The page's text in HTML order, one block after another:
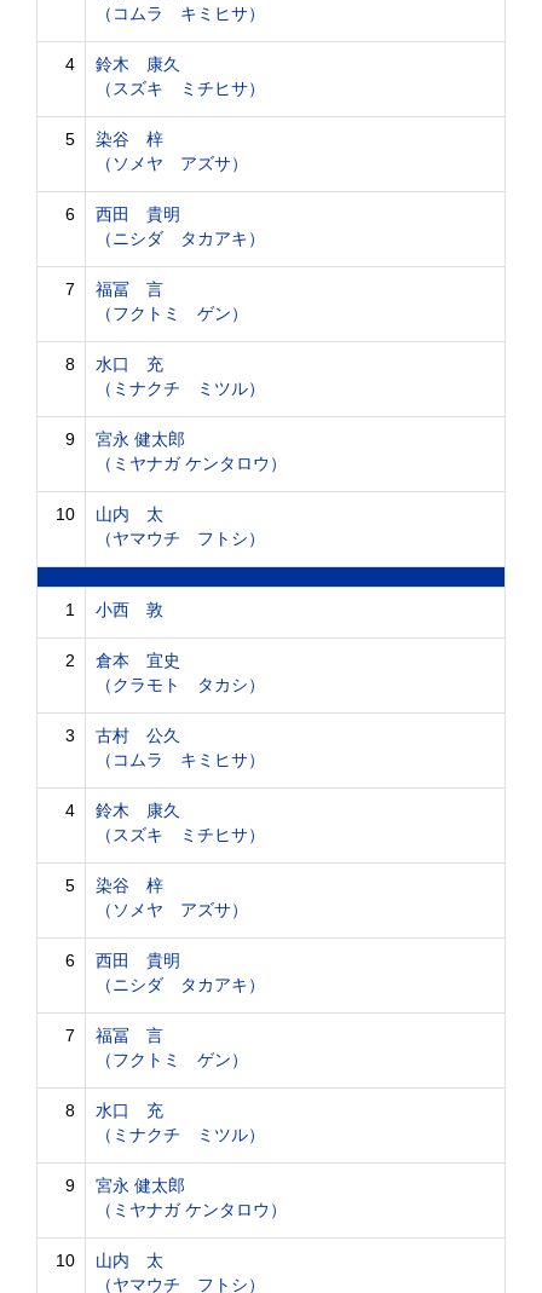
（コムラ キミヒサ）
4
鈴木 康久
（スズキ ミチヒサ）
5
染谷 梓
（ソメヤ アズサ）
6
西田 貴明
（ニシダ タカアキ）
7
福冨 言
（フクトミ ゲン）
8
水口 充
（ミナクチ ミツル）
9
宮永 健太郎
（ミヤナガ ケンタロウ）
10
山内 太
（ヤマウチ フトシ）
1 小西 敦
2
倉本 宜史
（クラモト タカシ）
3
古村 公久
（コムラ キミヒサ）
4
鈴木 康久
（スズキ ミチヒサ）
5
染谷 梓
（ソメヤ アズサ）
6
西田 貴明
（ニシダ タカアキ）
7
福冨 言
（フクトミ ゲン）
8
水口 充
（ミナクチ ミツル）
9
宮永 健太郎
（ミヤナガ ケンタロウ）
10
山内 太
（ヤマウチ フトシ）